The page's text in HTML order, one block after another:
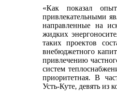
«Как показал
привлекательными
направленные на
жидких
таких проектов
внебюджетного
привлечению
систем
приоритетная. В
Усть-Куте, девять из